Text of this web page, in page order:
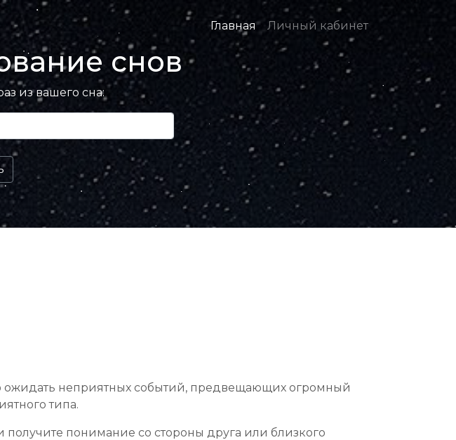
Главная Личный кабинет
снов
из вашего сна:
неприятных событий, предвещающих огромный
типа.
понимание со стороны друга или близкого